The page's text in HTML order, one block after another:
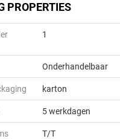
PROPERTIES
1
Onderhandelbaar
karton
5 werkdagen
T/T